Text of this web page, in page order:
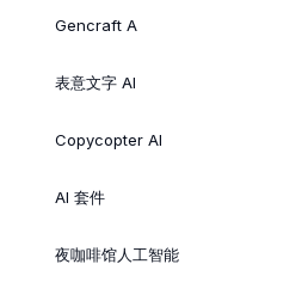
Gencraft A
表意文字 AI
Copycopter AI
AI 套件
夜咖啡馆人工智能